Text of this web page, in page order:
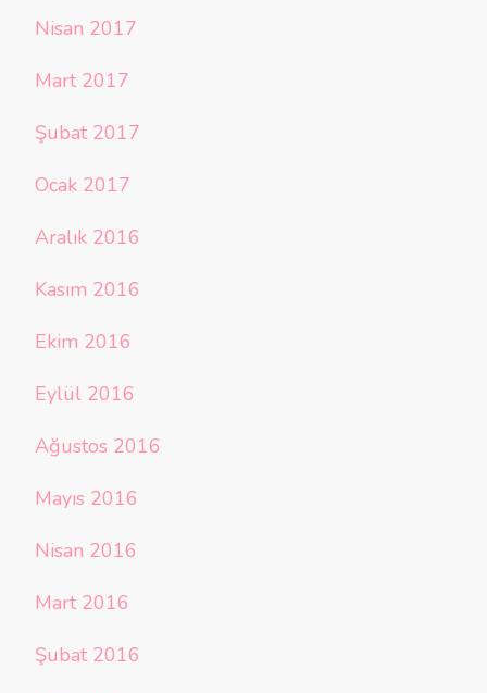
Nisan 2017
Mart 2017
Şubat 2017
Ocak 2017
Aralık 2016
Kasım 2016
Ekim 2016
Eylül 2016
Ağustos 2016
Mayıs 2016
Nisan 2016
Mart 2016
Şubat 2016